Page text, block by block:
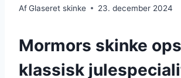
AfGlaseret skinke 23. december 2024
Mormors skinke
klassisk